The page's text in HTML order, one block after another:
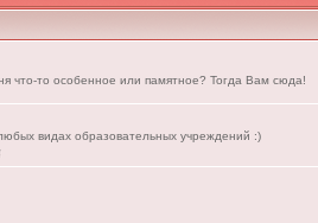
что-то особенное или памятное? Тогда Вам сюда!
видах образовательных учреждений :)